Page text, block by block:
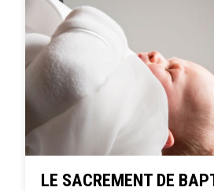
LE SACREMENT DE